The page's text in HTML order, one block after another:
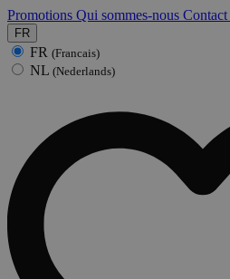
Promotions Qui sommes-nous Contact
FR
FR (Francais)
NL (Nederlands)